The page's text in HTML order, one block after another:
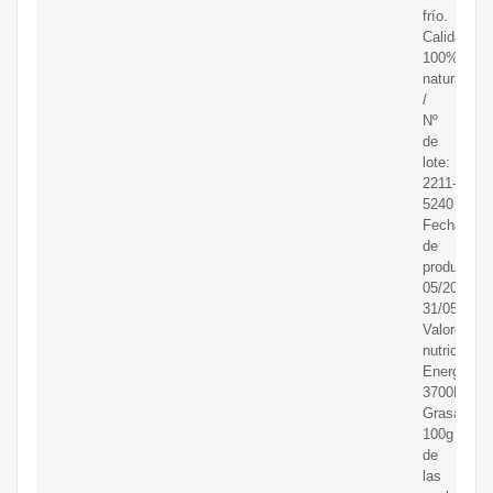
frío.
Calidad:
100%
natural
/
Nº
de
lote:
2211-
5240
Fecha
de
05/
31/05/2025
Valores
Energía:
3700KJ/
Grasas:
100g
de
las